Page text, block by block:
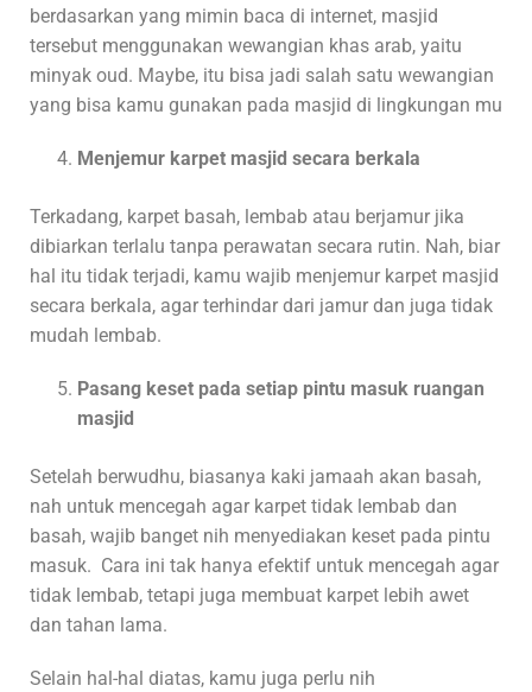
berdasarkan yang mimin baca di internet, masjid
tersebut menggunakan wewangian khas arab, yaitu
minyak oud. Maybe, itu bisa jadi salah satu wewangian
yang bisa kamu gunakan pada masjid di lingkungan mu
Menjemur karpet masjid secara berkala
Terkadang, karpet basah, lembab atau berjamur jika
dibiarkan terlalu tanpa perawatan secara rutin. Nah, biar
hal itu tidak terjadi, kamu wajib menjemur karpet masjid
secara berkala, agar terhindar dari jamur dan juga tidak
mudah lembab.
Pasang keset pada setiap pintu masuk ruangan
masjid
Setelah berwudhu, biasanya kaki jamaah akan basah,
nah untuk mencegah agar karpet tidak lembab dan
basah, wajib banget nih menyediakan keset pada pintu
masuk. Cara ini tak hanya efektif untuk mencegah agar
tidak lembab, tetapi juga membuat karpet lebih awet
dan tahan lama.
Selain hal-hal diatas, kamu juga perlu nih